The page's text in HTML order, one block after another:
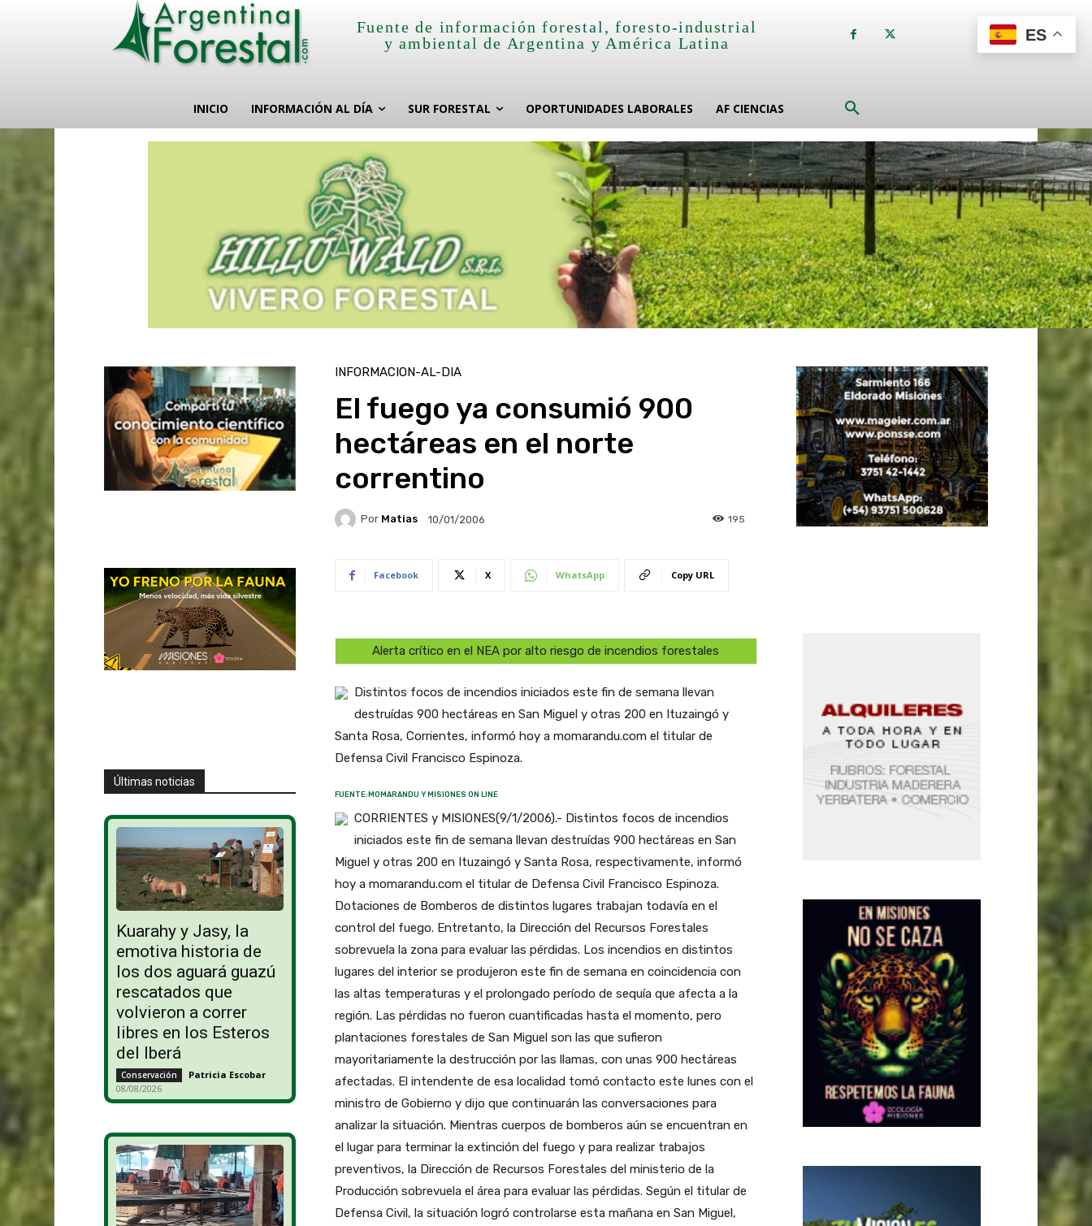
Fuente de información forestal, foresto-industrial
y ambiental de Argentina y América Latina
INICIO INFORMACIÓN AL DÍA SUR FORESTAL OPORTUNIDADES LABORALES AF CIENCIAS
Últimas noticias
Kuarahy y Jasy, la
emotiva historia de
los dos aguará guazú
rescatados que
volvieron a correr
libres en los Esteros
del Iberá
Conservación Patricia Escobar -
08/08/2026
INFORMACION-AL-DIA
El fuego ya consumió 900
hectáreas en el norte
correntino
Por Matias 10/01/2006 195
Facebook X WhatsApp Copy URL
Alerta crítico en el NEA por alto riesgo de incendios forestales
Distintos focos de incendios iniciados este fin de semana llevan
destruídas 900 hectáreas en San Miguel y otras 200 en Ituzaingó y
Santa Rosa, Corrientes, informó hoy a momarandu.com el titular de
Defensa Civil Francisco Espinoza.
FUENTE:MOMARANDU Y MISIONES ON LINE
CORRIENTES y MISIONES(9/1/2006).- Distintos focos de incendios
iniciados este fin de semana llevan destruídas 900 hectáreas en San
Miguel y otras 200 en Ituzaingó y Santa Rosa, respectivamente, informó
hoy a momarandu.com el titular de Defensa Civil Francisco Espinoza.
Dotaciones de Bomberos de distintos lugares trabajan todavía en el
control del fuego. Entretanto, la Dirección del Recursos Forestales
sobrevuela la zona para evaluar las pérdidas. Los incendios en distintos
lugares del interior se produjeron este fin de semana en coincidencia con
las altas temperaturas y el prolongado período de sequía que afecta a la
región. Las pérdidas no fueron cuantificadas hasta el momento, pero
plantaciones forestales de San Miguel son las que sufieron
mayoritariamente la destrucción por las llamas, con unas 900 hectáreas
afectadas. El intendente de esa localidad tomó contacto este lunes con el
ministro de Gobierno y dijo que continuarán las conversaciones para
analizar la situación. Mientras cuerpos de bomberos aún se encuentran en
el lugar para terminar la extinción del fuego y para realizar trabajos
preventivos, la Dirección de Recursos Forestales del ministerio de la
Producción sobrevuela el área para evaluar las pérdidas. Según el titular de
Defensa Civil, la situación logró controlarse esta mañana en San Miguel,
ES